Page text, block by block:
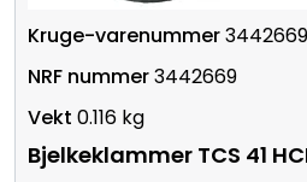
3442669
3442669
0.116 kg
Bjelkeklammer TCS 41